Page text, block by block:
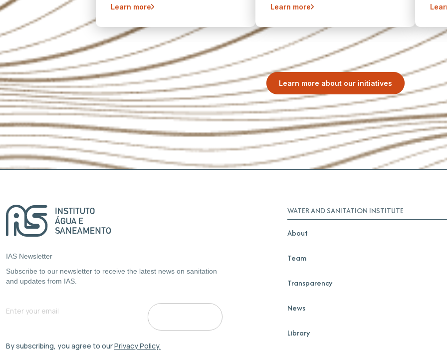
Learn more Learn more
Learn more about our initiatives
IAS Newsletter
Subscribe to our newsletter to receive the latest news on sanitation
and updates from IAS.
By subscribing, you agree to ourPrivacy Policy.
WATER AND SANITATION INSTITUTE
About
Team
Transparency
News
Library